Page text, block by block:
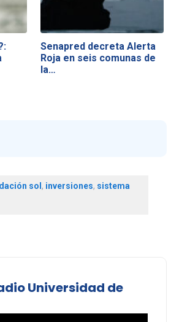
Senapred decreta Alerta
Roja en seis comunas de
la…
sol , inversiones, sistema
Universidad de